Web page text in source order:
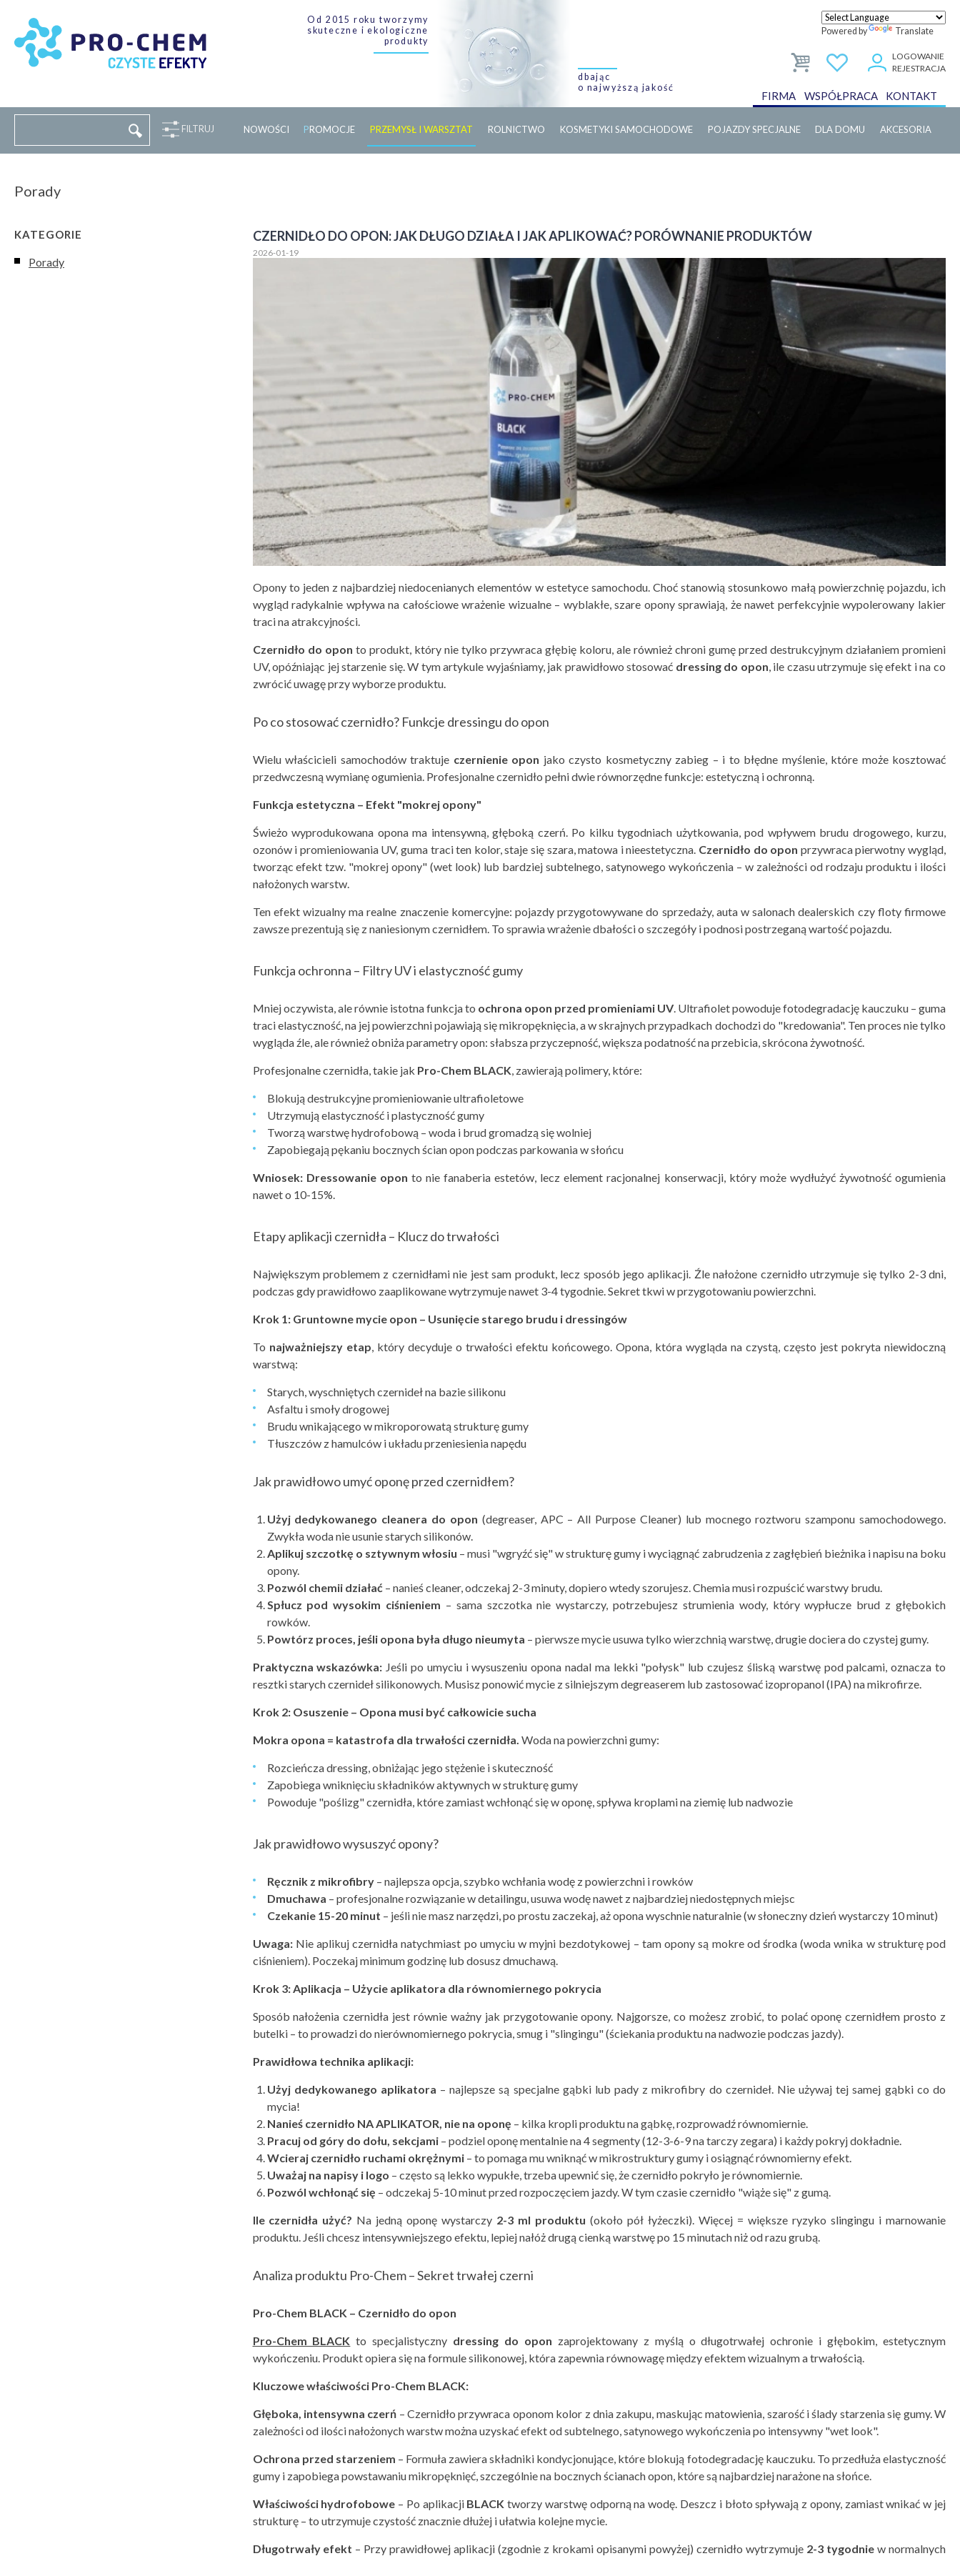
Od 2015 roku tworzymy
skuteczne i ekologiczne
produkty
dbając
o najwyższą jakość
Powered by Translate
LOGOWANIE
REJESTRACJA
FIRMA WSPÓŁPRACA KONTAKT
FILTRUJ NOWOŚCI PROMOCJE PRZEMYSŁ I WARSZTAT ROLNICTWO KOSMETYKI SAMOCHODOWE POJAZDY SPECJALNE DLA DOMU AKCESORIA
Porady
KATEGORIE
Porady
CZERNIDŁO DO OPON: JAK DŁUGO DZIAŁA I JAK APLIKOWAĆ? PORÓWNANIE PRODUKTÓW
2026-01-19
Opony to jeden z najbardziej niedocenianych elementów w estetyce samochodu. Choć stanowią stosunkowo małą powierzchnię pojazdu, ich
wygląd radykalnie wpływa na całościowe wrażenie wizualne – wyblakłe, szare opony sprawiają, że nawet perfekcyjnie wypolerowany lakier
traci na atrakcyjności.
Czernidło do opon to produkt, który nie tylko przywraca głębię koloru, ale również chroni gumę przed destrukcyjnym działaniem promieni
UV, opóźniając jej starzenie się. W tym artykule wyjaśniamy, jak prawidłowo stosować dressing do opon, ile czasu utrzymuje się efekt i na co
zwrócić uwagę przy wyborze produktu.
Po co stosować czernidło? Funkcje dressingu do opon
Wielu właścicieli samochodów traktuje czernienie opon jako czysto kosmetyczny zabieg – i to błędne myślenie, które może kosztować
przedwczesną wymianę ogumienia. Profesjonalne czernidło pełni dwie równorzędne funkcje: estetyczną i ochronną.
Funkcja estetyczna – Efekt "mokrej opony"
Świeżo wyprodukowana opona ma intensywną, głęboką czerń. Po kilku tygodniach użytkowania, pod wpływem brudu drogowego, kurzu,
ozonów i promieniowania UV, guma traci ten kolor, staje się szara, matowa i nieestetyczna. Czernidło do opon przywraca pierwotny wygląd,
tworząc efekt tzw. "mokrej opony" (wet look) lub bardziej subtelnego, satynowego wykończenia – w zależności od rodzaju produktu i ilości
nałożonych warstw.
Ten efekt wizualny ma realne znaczenie komercyjne: pojazdy przygotowywane do sprzedaży, auta w salonach dealerskich czy floty firmowe
zawsze prezentują się z naniesionym czernidłem. To sprawia wrażenie dbałości o szczegóły i podnosi postrzeganą wartość pojazdu.
Funkcja ochronna – Filtry UV i elastyczność gumy
Mniej oczywista, ale równie istotna funkcja to ochrona opon przed promieniami UV. Ultrafiolet powoduje fotodegradację kauczuku – guma
traci elastyczność, na jej powierzchni pojawiają się mikropęknięcia, a w skrajnych przypadkach dochodzi do "kredowania". Ten proces nie tylko
wygląda źle, ale również obniża parametry opon: słabsza przyczepność, większa podatność na przebicia, skrócona żywotność.
Profesjonalne czernidła, takie jak Pro-Chem BLACK, zawierają polimery, które:
Blokują destrukcyjne promieniowanie ultrafioletowe
Utrzymują elastyczność i plastyczność gumy
Tworzą warstwę hydrofobową – woda i brud gromadzą się wolniej
Zapobiegają pękaniu bocznych ścian opon podczas parkowania w słońcu
Wniosek: Dressowanie opon to nie fanaberia estetów, lecz element racjonalnej konserwacji, który może wydłużyć żywotność ogumienia
nawet o 10-15%.
Etapy aplikacji czernidła – Klucz do trwałości
Największym problemem z czernidłami nie jest sam produkt, lecz sposób jego aplikacji. Źle nałożone czernidło utrzymuje się tylko 2-3 dni,
podczas gdy prawidłowo zaaplikowane wytrzymuje nawet 3-4 tygodnie. Sekret tkwi w przygotowaniu powierzchni.
Krok 1: Gruntowne mycie opon – Usunięcie starego brudu i dressingów
To najważniejszy etap, który decyduje o trwałości efektu końcowego. Opona, która wygląda na czystą, często jest pokryta niewidoczną
warstwą:
Starych, wyschniętych czernideł na bazie silikonu
Asfaltu i smoły drogowej
Brudu wnikającego w mikroporowatą strukturę gumy
Tłuszczów z hamulców i układu przeniesienia napędu
Jak prawidłowo umyć oponę przed czernidłem?
Użyj dedykowanego cleanera do opon (degreaser, APC – All Purpose Cleaner) lub mocnego roztworu szamponu samochodowego.
Zwykła woda nie usunie starych silikonów.
Aplikuj szczotkę o sztywnym włosiu – musi "wgryźć się" w strukturę gumy i wyciągnąć zabrudzenia z zagłębień bieżnika i napisu na boku
opony.
Pozwól chemii działać– nanieś cleaner, odczekaj 2-3 minuty, dopiero wtedy szorujesz. Chemia musi rozpuścić warstwy brudu.
Spłucz pod wysokim ciśnieniem – sama szczotka nie wystarczy, potrzebujesz strumienia wody, który wypłucze brud z głębokich
rowków.
Powtórz proces, jeśli opona była długo nieumyta – pierwsze mycie usuwa tylko wierzchnią warstwę, drugie dociera do czystej gumy.
Praktyczna wskazówka: Jeśli po umyciu i wysuszeniu opona nadal ma lekki "połysk" lub czujesz śliską warstwę pod palcami, oznacza to
resztki starych czernideł silikonowych. Musisz ponowić mycie z silniejszym degreaserem lub zastosować izopropanol (IPA) na mikrofirze.
Krok 2: Osuszenie – Opona musi być całkowicie sucha
Mokra opona = katastrofa dla trwałości czernidła. Woda na powierzchni gumy:
Rozcieńcza dressing, obniżając jego stężenie i skuteczność
Zapobiega wniknięciu składników aktywnych w strukturę gumy
Powoduje "poślizg" czernidła, które zamiast wchłonąć się w oponę, spływa kroplami na ziemię lub nadwozie
Jak prawidłowo wysuszyć opony?
Ręcznik z mikrofibry– najlepsza opcja, szybko wchłania wodę z powierzchni i rowków
Dmuchawa – profesjonalne rozwiązanie w detailingu, usuwa wodę nawet z najbardziej niedostępnych miejsc
Czekanie 15-20 minut – jeśli nie masz narzędzi, po prostu zaczekaj, aż opona wyschnie naturalnie (w słoneczny dzień wystarczy 10 minut)
Uwaga:Nie aplikuj czernidła natychmiast po umyciu w myjni bezdotykowej – tam opony są mokre od środka (woda wnika w strukturę pod
ciśnieniem). Poczekaj minimum godzinę lub dosusz dmuchawą.
Krok 3: Aplikacja – Użycie aplikatora dla równomiernego pokrycia
Sposób nałożenia czernidła jest równie ważny jak przygotowanie opony. Najgorsze, co możesz zrobić, to polać oponę czernidłem prosto z
butelki – to prowadzi do nierównomiernego pokrycia, smug i "slingingu" (ściekania produktu na nadwozie podczas jazdy).
Prawidłowa technika aplikacji:
Użyj dedykowanego aplikatora – najlepsze są specjalne gąbki lub pady z mikrofibry do czernideł. Nie używaj tej samej gąbki co do
mycia!
Nanieś czernidło NA APLIKATOR, nie na oponę – kilka kropli produktu na gąbkę, rozprowadź równomiernie.
Pracuj od góry do dołu, sekcjami– podziel oponę mentalnie na 4 segmenty (12-3-6-9 na tarczy zegara) i każdy pokryj dokładnie.
Wcieraj czernidło ruchami okrężnymi– to pomaga mu wniknąć w mikrostruktury gumy i osiągnąć równomierny efekt.
Uważaj na napisy i logo – często są lekko wypukłe, trzeba upewnić się, że czernidło pokryło je równomiernie.
Pozwól wchłonąć się – odczekaj 5-10 minut przed rozpoczęciem jazdy. W tym czasie czernidło "wiąże się" z gumą.
Ile czernidła użyć? Na jedną oponę wystarczy 2-3 ml produktu (około pół łyżeczki). Więcej = większe ryzyko slingingu i marnowanie
produktu. Jeśli chcesz intensywniejszego efektu, lepiej nałóż drugą cienką warstwę po 15 minutach niż od razu grubą.
Analiza produktu Pro-Chem – Sekret trwałej czerni
Pro-Chem BLACK – Czernidło do opon
Pro-Chem BLACK to specjalistyczny dressing do opon zaprojektowany z myślą o długotrwałej ochronie i głębokim, estetycznym
wykończeniu. Produkt opiera się na formule silikonowej, która zapewnia równowagę między efektem wizualnym a trwałością.
Kluczowe właściwości Pro-Chem BLACK:
Głęboka, intensywna czerń – Czernidło przywraca oponom kolor z dnia zakupu, maskując matowienia, szarość i ślady starzenia się gumy. W
zależności od ilości nałożonych warstw można uzyskać efekt od subtelnego, satynowego wykończenia po intensywny "wet look".
Ochrona przed starzeniem – Formuła zawiera składniki kondycjonujące, które blokują fotodegradację kauczuku. To przedłuża elastyczność
gumy i zapobiega powstawaniu mikropęknięć, szczególnie na bocznych ścianach opon, które są najbardziej narażone na słońce.
Właściwości hydrofobowe – Po aplikacji BLACK tworzy warstwę odporną na wodę. Deszcz i błoto spływają z opony, zamiast wnikać w jej
strukturę – to utrzymuje czystość znacznie dłużej i ułatwia kolejne mycie.
Długotrwały efekt – Przy prawidłowej aplikacji (zgodnie z krokami opisanymi powyżej) czernidło wytrzymuje 2-3 tygodnie w normalnych